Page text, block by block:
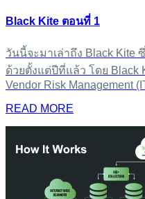
Black Kite ตอนที่ 1
วันนี้จะมาเล่าถึง Black Kite
ด้วยตั้งแต่ปีที่แล้ว โดย Black
Vendor Risk Management
READ MORE